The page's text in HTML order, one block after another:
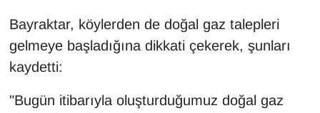
Bayraktar, köylerden de doğal gaz talepleri
gelmeye başladığına dikkati çekerek, şunları
kaydetti:
"Bugün itibarıyla oluşturduğumuz doğal gaz
SAĞLIK